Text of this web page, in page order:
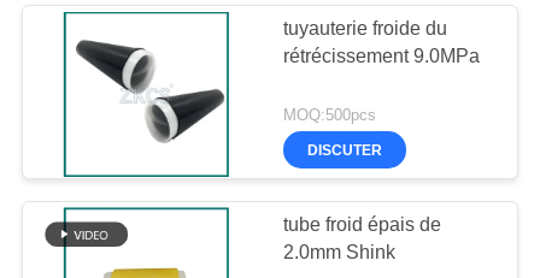
tuyauterie froide du
rétrécissement 9.0MPa
MOQ:500pcs
DISCUTER
tube froid épais de
2.0mm Shink